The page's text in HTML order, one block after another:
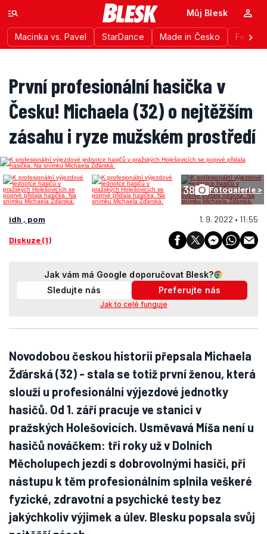
Macinka vs. Pavel StarDance Made in Česko
Můj Blesk
První profesionální hasička v
Česku! Michaela (32) o nejtěžším
zásahu i ryze mužském prostředí
38 Fotogalerie >
idh , pom 1. 9. 2022 • 11:55
Diskuze (1)
Jak vám má Google doporučovat Blesk?
Sledujte nás
Preferujte nás
Jak to celé funguje
Novodobou českou historii přepsala Michaela
Žďárská (32) - stala se totiž první ženou, která
slouží u profesionální výjezdové jednotky
hasičů. Od 1. září pracuje ve stanici v
pražských Holešovicích. Usměvavá Míša není u
hasičů nováčkem: tři roky už v Dolních
Měcholupech jezdí s dobrovolnými hasiči, při
nástupu k těm profesionálním splnila veškeré
fyzické, zdravotní a psychické testy bez
jakýchkoliv výjimek a úlev. Blesku popsala svůj